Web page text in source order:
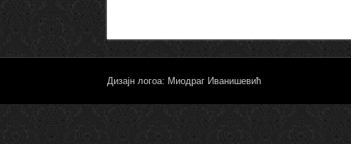
Дизајн логоа: Миодраг Иванишевић